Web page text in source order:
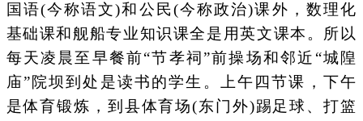
国语(今称语文)和公民(今称政治)课外，数理化
基础课和舰船专业知识课全是用英文课本。所以
每天凌晨至早餐前“节孝祠”前操场和邻近“城隍
庙”院坝到处是读书的学生。上午四节课，下午
是体育锻炼，到县体育场(东门外)踢足球、打篮